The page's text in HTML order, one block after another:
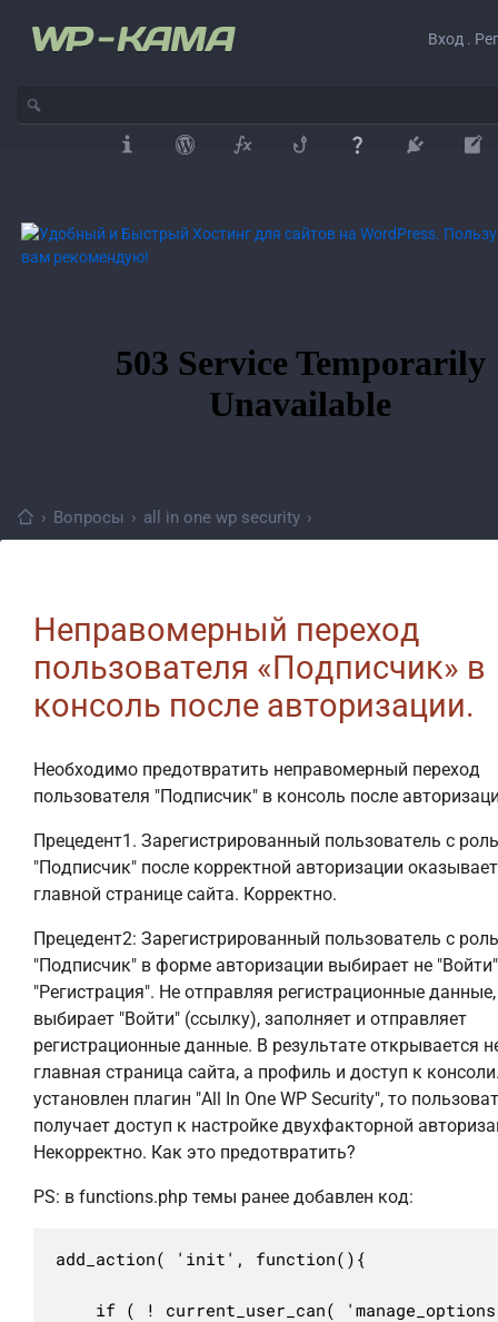
Вход .
› Вопросы › all in one wp security ›
Неправомерный переход
пользователя «Подписчик» в
консоль после авторизации.
Необходимо предотвратить неправомерный переход
пользователя "Подписчик" в консоль после
Прецедент1. Зарегистрированный пользователь с
"Подписчик" после корректной авторизации
главной странице сайта. Корректно.
Прецедент2: Зарегистрированный пользователь с
"Подписчик" в форме авторизации выбирает не
"Регистрация". Не отправляя регистрационные данные,
выбирает "Войти" (ссылку), заполняет и отправляет
регистрационные данные. В результате открывается
главная страница сайта, а профиль и доступ к
установлен плагин "All In One WP Security", то
получает доступ к настройке двухфакторной
Некорректно. Как это предотвратить?
PS: в functions.php темы ранее добавлен код:
add_action( 'init', function(){